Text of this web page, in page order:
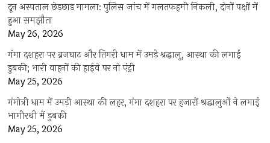
दून अस्पताल छेड़छाड़ मामला: पुलिस जांच में गलतफहमी निकली, दोनों पक्षों में
हुआ समझौता
May 26, 2026
गंगा दशहरा पर ब्रजघाट और तिगरी धाम में उमड़े श्रद्धालु, आस्था की लगाई
डुबकी; भारी वाहनों की हाईवे पर नो एंट्री
May 25, 2026
गंगोत्री धाम में उमड़ी आस्था की लहर, गंगा दशहरा पर हजारों श्रद्धालुओं ने लगाई
भागीरथी में डुबकी
May 25, 2026